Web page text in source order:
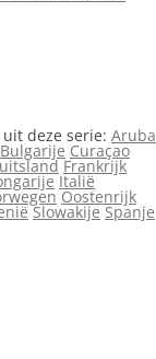
deze serie: Aruba
Bulgarije Curaçao
Frankrijk
Italië
Oostenrijk
Slowakije Spanje